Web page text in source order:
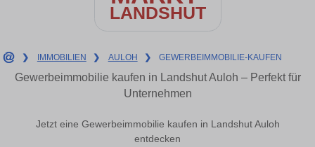
LANDSHUT
❯ IMMOBILIEN ❯ AULOH ❯ GEWERBEIMMOBILIE-KAUFEN
Gewerbeimmobilie kaufen in Landshut Auloh – Perfekt für
Unternehmen
Jetzt eine Gewerbeimmobilie kaufen in Landshut Auloh
entdecken